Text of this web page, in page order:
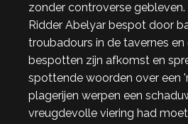
zonder controverse
Ridder Abelyar bespot door
troubadours in de tavernes
bespotten zijn afkomst en
spottende woorden over een
plagerijen werpen een
vreugdevolle viering had